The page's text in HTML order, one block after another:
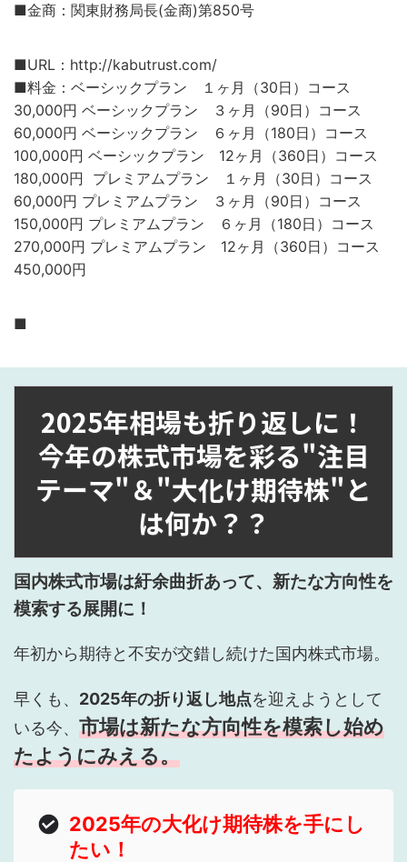
■金商：関東財務局長(金商)第850号
■URL：http://kabutrust.com/
■料金：ベーシックプラン １ヶ月（30日）コース
30,000円 ベーシックプラン ３ヶ月（90日）コース
60,000円 ベーシックプラン ６ヶ月（180日）コース
100,000円 ベーシックプラン 12ヶ月（360日）コース
180,000円 プレミアムプラン １ヶ月（30日）コース
60,000円 プレミアムプラン ３ヶ月（90日）コース
150,000円 プレミアムプラン ６ヶ月（180日）コース
270,000円 プレミアムプラン 12ヶ月（360日）コース
450,000円
■
2025年相場も折り返しに！
今年の株式市場を彩る"注目
テーマ"＆"大化け期待株"と
は何か？？
国内株式市場は紆余曲折あって、新たな方向性を
模索する展開に！
年初から期待と不安が交錯し続けた国内株式市場。
早くも、 2025年の折り返し地点を迎えようとして
いる今、 市場は新たな方向性を模索し始め
たようにみえる。
2025年の大化け期待株を手にし
たい！